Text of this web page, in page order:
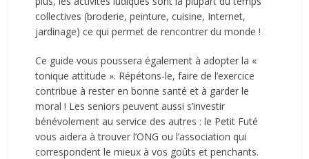
collectives (broderie, peinture, cuisine, Internet,
jardinage) ce qui permet de rencontrer du monde !
Ce guide vous poussera également à adopter la «
tonique attitude ». Répétons-le, faire de l’exercice
contribue à rester en bonne santé et à garder le
moral ! Les seniors peuvent aussi s’investir
bénévolement au service des autres : le Petit Futé
vous aidera à trouver l’ONG ou l’association qui
correspondent le mieux à vos goûts et penchants.